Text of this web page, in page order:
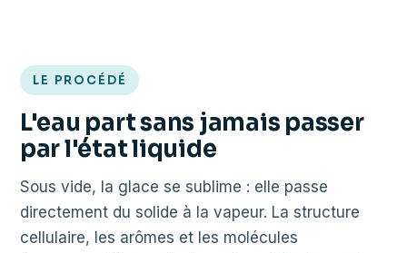
LE PROCÉDÉ
L'eau part sans jamais passer
par l'état liquide
Sous vide, la glace se sublime : elle passe
directement du solide à la vapeur. La structure
cellulaire, les arômes et les molécules